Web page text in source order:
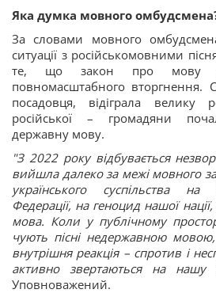
Яка думка мовного
За словами мовного
ситуації з російськомовними
те, що закон про мову
повномасштабного вторгнення.
посадовця, відіграла велику
російської – громадяни
державну мову.
"З 2022 року відбувається
вийшла далеко за межі мовного
українського суспільства на
Федерації, на геноцид нашої
мова. Коли у публічному
чують пісні недержавною
внутрішня реакція – спротив і
активно звертаються на нашу
Уповноважений.